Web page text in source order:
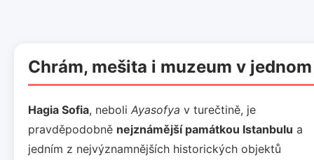
Chrám, mešita i muzeum v jednom
Hagia Sofia, neboli Ayasofya v turečtině, je
pravděpodobně nejznámější památkou Istanbulu a
jedním z nejvýznamnějších historických objektů